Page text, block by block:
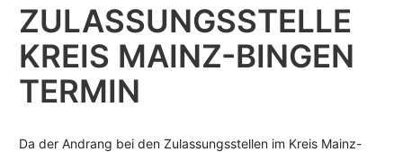
ZULASSUNGS­STELLE
KREIS MAINZ-BINGEN
TERMIN
Da der Andrang bei den Zulassungsstellen im Kreis Mainz-